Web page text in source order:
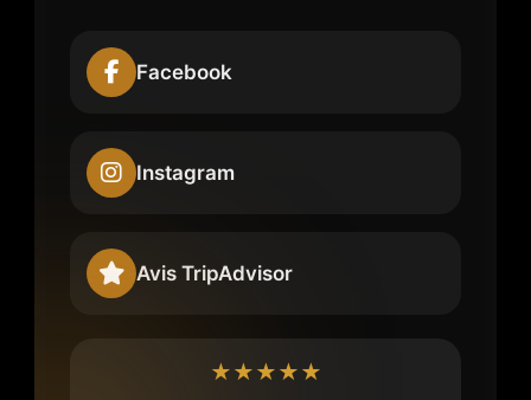
Facebook
Instagram
Avis TripAdvisor
★★★★★